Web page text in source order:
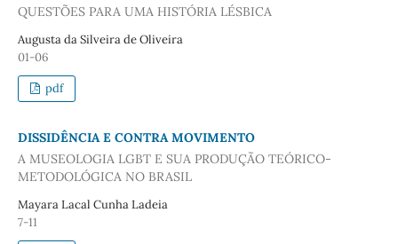
QUESTÕES PARA UMA HISTÓRIA LÉSBICA
Augusta da Silveira de Oliveira
01-06
pdf
DISSIDÊNCIA E CONTRA MOVIMENTO
A MUSEOLOGIA LGBT E SUA PRODUÇÃO TEÓRICO-
METODOLÓGICA NO BRASIL
Mayara Lacal Cunha Ladeia
7-11